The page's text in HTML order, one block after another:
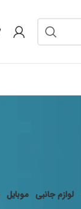
لوازم جانبی موبایل